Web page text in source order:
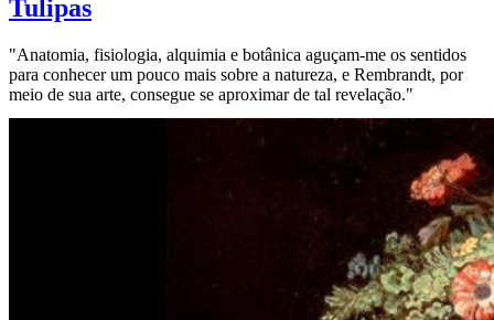
Tulipas
"Anatomia, fisiologia, alquimia e botânica aguçam-me os sentidos
para conhecer um pouco mais sobre a natureza, e Rembrandt, por
meio de sua arte, consegue se aproximar de tal revelação."